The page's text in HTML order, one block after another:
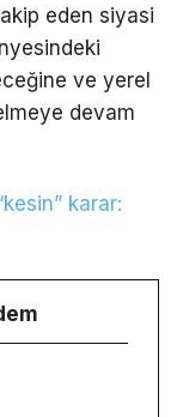
eden siyasi
ve yerel
devam
karar: